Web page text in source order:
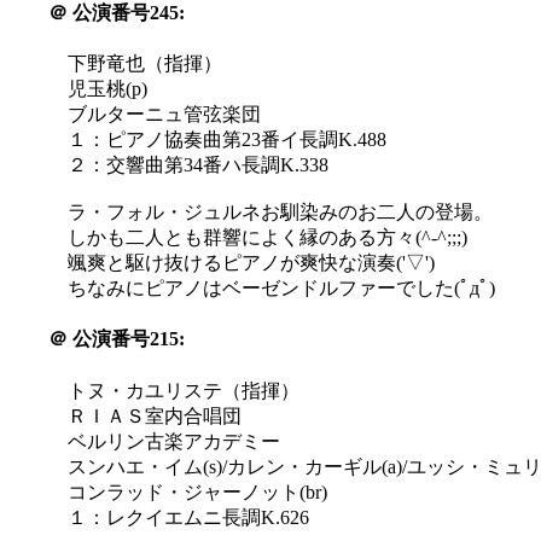
＠ 公演番号245:
下野竜也（指揮）
児玉桃(p)
ブルターニュ管弦楽団
１：ピアノ協奏曲第23番イ長調K.488
２：交響曲第34番ハ長調K.338
ラ・フォル・ジュルネお馴染みのお二人の登場。
しかも二人とも群響によく縁のある方々(^-^;;;)
颯爽と駆け抜けるピアノが爽快な演奏('▽')
ちなみにピアノはベーゼンドルファーでした(ﾟдﾟ)
＠ 公演番号215:
トヌ・カユリステ（指揮）
ＲＩＡＳ室内合唱団
ベルリン古楽アカデミー
スンハエ・イム(s)/カレン・カーギル(a)/ユッシ・ミュ
コンラッド・ジャーノット(br)
１：レクイエムニ長調K.626